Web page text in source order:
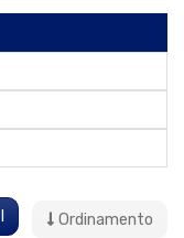
Ordinamento